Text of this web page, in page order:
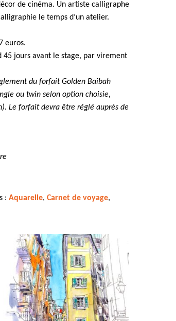
de cinéma. Un artiste calligraphe
le temps d’un atelier.
euros.
45 jours avant le stage, par virement
du forfait Golden Baibah
ou twin selon option choisie,
Le forfait devra être réglé auprès de
:Aquarelle,Carnet de voyage,